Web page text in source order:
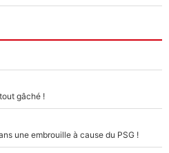
gâché !
une embrouille à cause du PSG !